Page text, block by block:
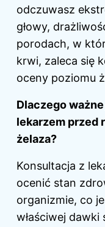
odczuwasz
głowy,
porodach, w
krwi, zaleca się
oceny poziomu
Dlaczego
lekarzem przed
żelaza?
Konsultacja z
ocenić stan
organizmie, co
właściwej dawki